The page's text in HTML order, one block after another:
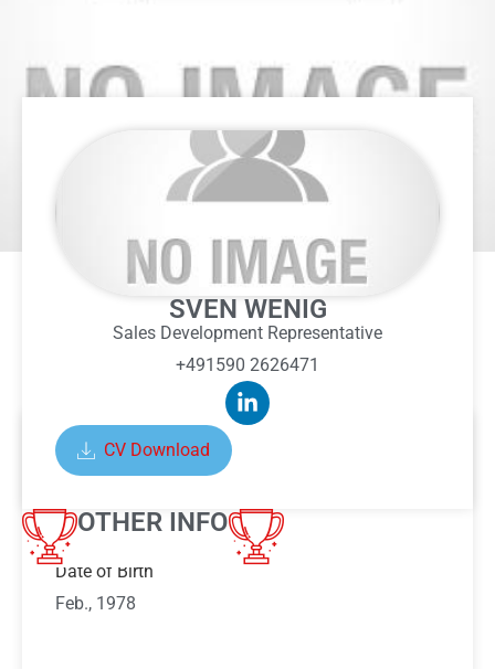
SVEN WENIG
Sales Development Representative
+491590 2626471
CV Download
OTHER INFO
ABOUT SVEN WENIG
Date of Birth
Feb., 1978